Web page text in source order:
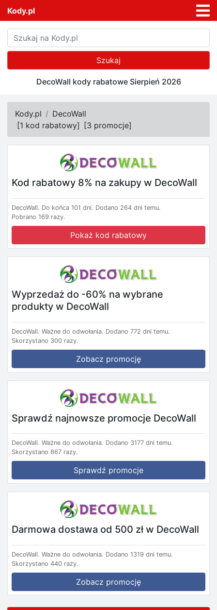
Kody.pl
Szukaj
DecoWall kody rabatowe Sierpień 2026
Kody.pl
DecoWall
[1 kod rabatowy] [3 promocje]
Kod rabatowy 8% na zakupy w DecoWall
DecoWall. Do końca 101 dni. Dodano 264 dni temu.
Pobrano 169 razy.
Pokaż kod rabatowy
Wyprzedaż do -60% na wybrane
produkty w DecoWall
DecoWall. Ważne do odwołania. Dodano 772 dni temu.
Skorzystano 300 razy.
Zobacz promocję
Sprawdź najnowsze promocje DecoWall
DecoWall. Ważne do odwołania. Dodano 3177 dni temu.
Skorzystano 867 razy.
Sprawdź promocje
Darmowa dostawa od 500 zł w DecoWall
DecoWall. Ważne do odwołania. Dodano 1319 dni temu.
Skorzystano 440 razy.
Zobacz promocję